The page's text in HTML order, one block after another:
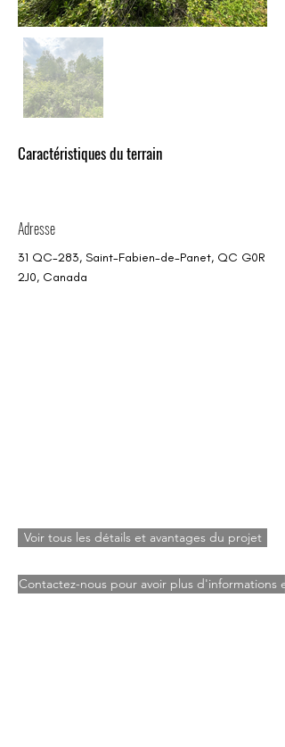
Caractéristiques du terrain
Adresse
31 QC-283, Saint-Fabien-de-Panet, QC G0R
2J0, Canada
Voir tous les détails et avantages du projet
Contactez-nous pour avoir plus d'informations